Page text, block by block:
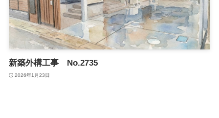
新築外構工事 No.2735
2026年1月23日